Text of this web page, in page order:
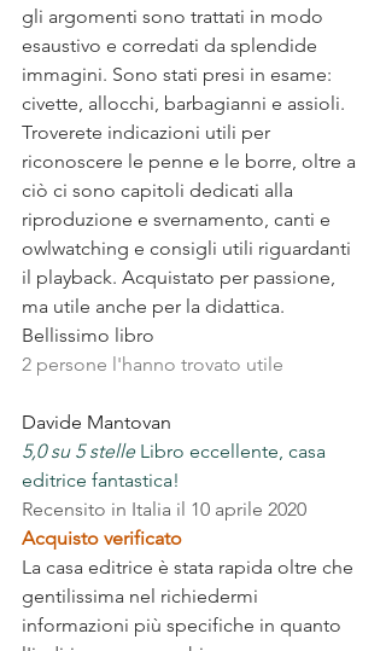
gli argomenti sono trattati in modo
esaustivo e corredati da splendide
immagini. Sono stati presi in esame:
civette, allocchi, barbagianni e assioli.
Troverete indicazioni utili per
riconoscere le penne e le borre, oltre a
ciò ci sono capitoli dedicati alla
riproduzione e svernamento, canti e
owlwatching e consigli utili riguardanti
il playback. Acquistato per passione,
ma utile anche per la didattica.
Bellissimo libro
2 persone l'hanno trovato utile
Davide Mantovan
5,0 su 5 stelle Libro eccellente, casa
editrice fantastica!
Recensito in Italia il 10 aprile 2020
Acquisto verificato
La casa editrice è stata rapida oltre che
gentilissima nel richiedermi
informazioni più specifiche in quanto